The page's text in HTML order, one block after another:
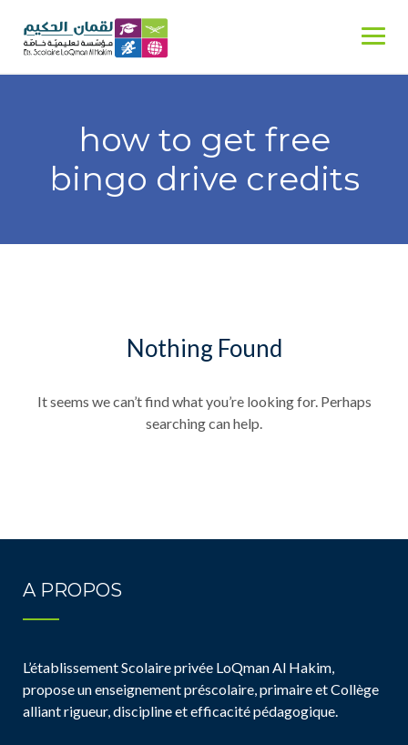
content
how to get free
bingo drive credits
Nothing Found
It seems we can’t find what you’re looking for. Perhaps
searching can help.
A PROPOS
L’établissement Scolaire privée LoQman Al Hakim,
propose un enseignement préscolaire, primaire et Collège
alliant rigueur, discipline et efficacité pédagogique.